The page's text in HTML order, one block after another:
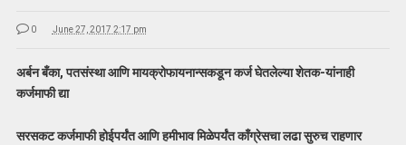
0 June 27, 2017 2:17 pm
अर्बन बँका, पतसंस्था आणि मायक्रोफायनान्सकडून कर्ज घेतलेल्या शेतक-यांनाही
कर्जमाफी द्या
सरसकट कर्जमाफी होईपर्यंत आणि हमीभाव मिळेपर्यंत काँग्रेसचा लढा सुरुच राहणार